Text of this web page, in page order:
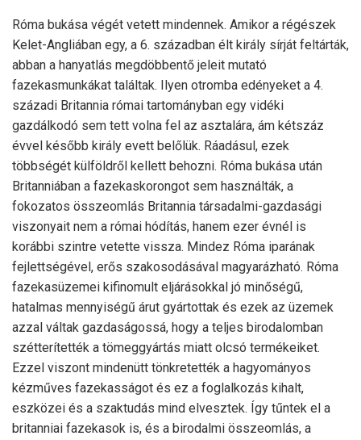
Róma bukása végét vetett mindennek. Amikor a régészek
Kelet-Angliában egy, a 6. században élt király sírját feltárták,
abban a hanyatlás megdöbbentő jeleit mutató
fazekasmunkákat találtak. Ilyen otromba edényeket a 4.
századi Britannia római tartományban egy vidéki
gazdálkodó sem tett volna fel az asztalára, ám kétszáz
évvel később király evett belőlük. Ráadásul, ezek
többségét külföldről kellett behozni. Róma bukása után
Britanniában a fazekaskorongot sem használták, a
fokozatos összeomlás Britannia társadalmi-gazdasági
viszonyait nem a római hódítás, hanem ezer évnél is
korábbi szintre vetette vissza. Mindez Róma iparának
fejlettségével, erős szakosodásával magyarázható. Róma
fazekasüzemei kifinomult eljárásokkal jó minőségű,
hatalmas mennyiségű árut gyártottak és ezek az üzemek
azzal váltak gazdaságossá, hogy a teljes birodalomban
szétterítették a tömeggyártás miatt olcsó termékeiket.
Ezzel viszont mindenütt tönkretették a hagyományos
kézműves fazekasságot és ez a foglalkozás kihalt,
eszközei és a szaktudás mind elvesztek. Így tűntek el a
britanniai fazekasok is, és a birodalmi összeomlás, a